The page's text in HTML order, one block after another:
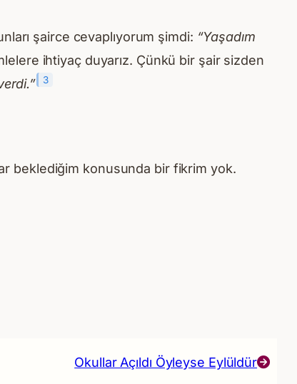
şairce cevaplıyorum şimdi: “Yaşadım
ihtiyaç duyarız. Çünkü bir şair sizden
3
beklediğim konusunda bir fikrim yok.
Okullar Açıldı Öyleyse Eylüldür